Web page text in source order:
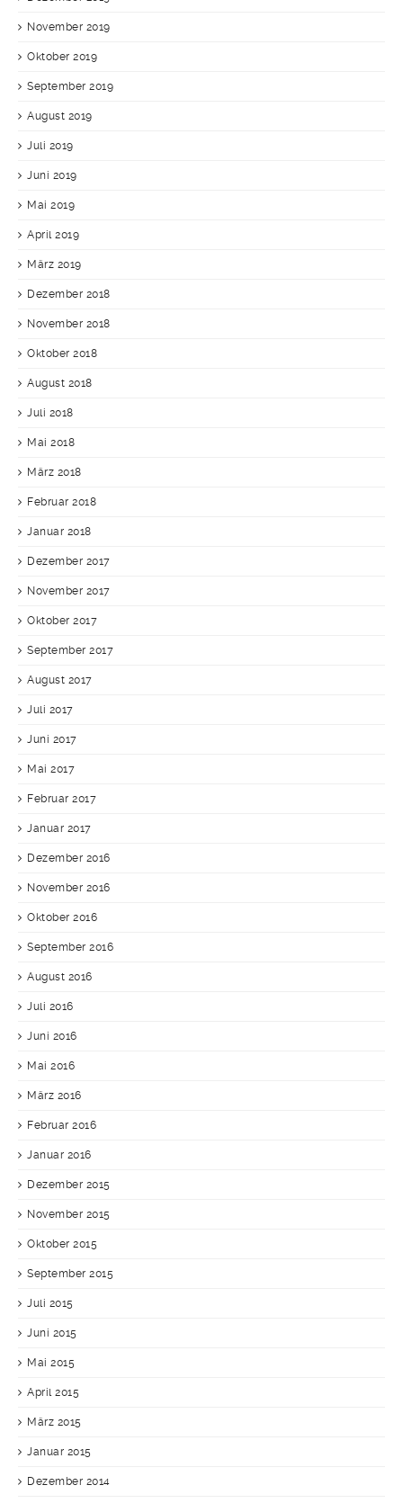
November 2019
Oktober 2019
September 2019
August 2019
Juli 2019
Juni 2019
Mai 2019
April 2019
März 2019
Dezember 2018
November 2018
Oktober 2018
August 2018
Juli 2018
Mai 2018
März 2018
Februar 2018
Januar 2018
Dezember 2017
November 2017
Oktober 2017
September 2017
August 2017
Juli 2017
Juni 2017
Mai 2017
Februar 2017
Januar 2017
Dezember 2016
November 2016
Oktober 2016
September 2016
August 2016
Juli 2016
Juni 2016
Mai 2016
März 2016
Februar 2016
Januar 2016
Dezember 2015
November 2015
Oktober 2015
September 2015
Juli 2015
Juni 2015
Mai 2015
April 2015
März 2015
Januar 2015
Dezember 2014